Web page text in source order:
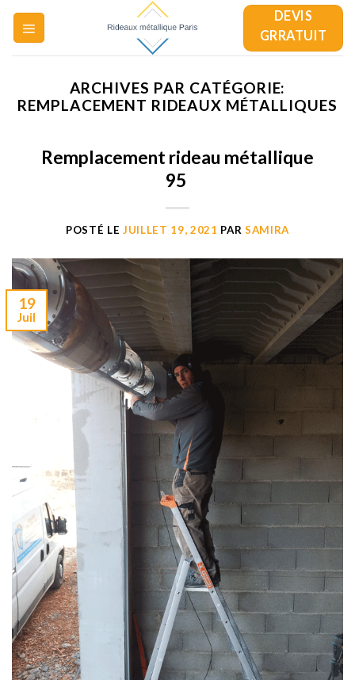
Skip
content
DEVIS
GRRATUIT
ARCHIVES PAR CATÉGORIE:
REMPLACEMENT RIDEAUX MÉTALLIQUES
Remplacement rideau métallique
95
POSTÉ LE JUILLET 19, 2021 PAR SAMIRA
19
Juil